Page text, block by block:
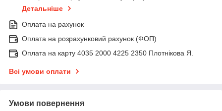
Детальніше
Оплата на рахунок
Оплата на розрахунковий рахунок (ФОП)
Оплата на карту 4035 2000 4225 2350 Плотнікова Я.
Всі умови оплати
Умови повернення